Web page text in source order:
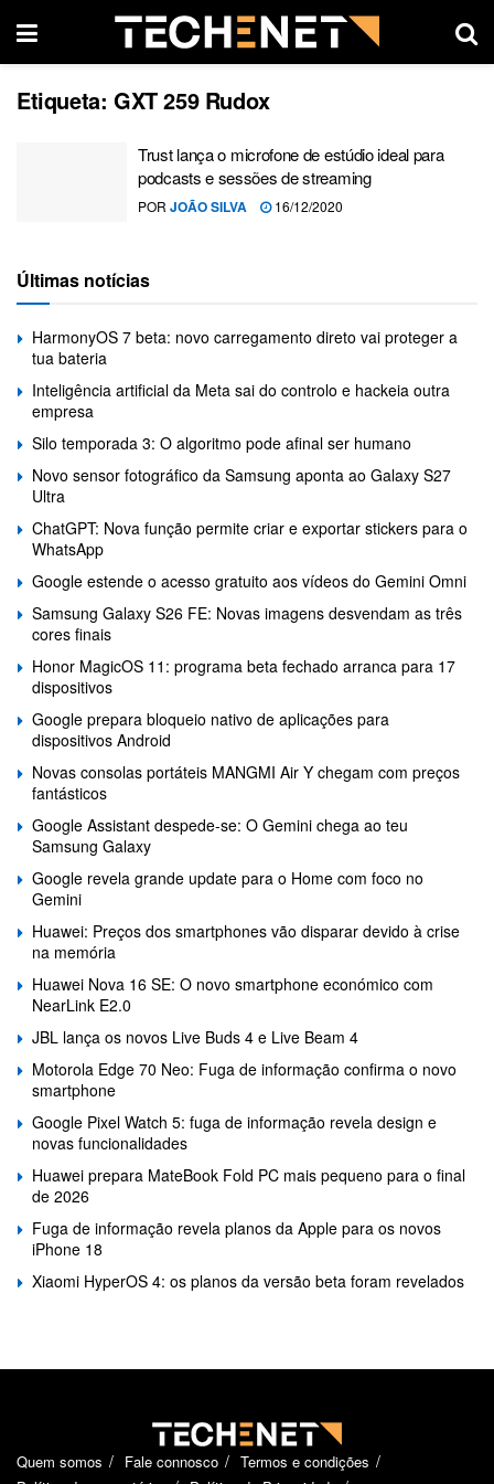
Etiqueta: GXT 259 Rudox
Trust lança o microfone de estúdio ideal para
podcasts e sessões de streaming
POR JOÃO SILVA 16/12/2020
Últimas notícias
HarmonyOS 7 beta: novo carregamento direto vai proteger a
tua bateria
Inteligência artificial da Meta sai do controlo e hackeia outra
empresa
Silo temporada 3: O algoritmo pode afinal ser humano
Novo sensor fotográfico da Samsung aponta ao Galaxy S27
Ultra
ChatGPT: Nova função permite criar e exportar stickers para o
WhatsApp
Google estende o acesso gratuito aos vídeos do Gemini Omni
Samsung Galaxy S26 FE: Novas imagens desvendam as três
cores finais
Honor MagicOS 11: programa beta fechado arranca para 17
dispositivos
Google prepara bloqueio nativo de aplicações para
dispositivos Android
Novas consolas portáteis MANGMI Air Y chegam com preços
fantásticos
Google Assistant despede-se: O Gemini chega ao teu
Samsung Galaxy
Google revela grande update para o Home com foco no
Gemini
Huawei: Preços dos smartphones vão disparar devido à crise
na memória
Huawei Nova 16 SE: O novo smartphone económico com
NearLink E2.0
JBL lança os novos Live Buds 4 e Live Beam 4
Motorola Edge 70 Neo: Fuga de informação confirma o novo
smartphone
Google Pixel Watch 5: fuga de informação revela design e
novas funcionalidades
Huawei prepara MateBook Fold PC mais pequeno para o final
de 2026
Fuga de informação revela planos da Apple para os novos
iPhone 18
Xiaomi HyperOS 4: os planos da versão beta foram revelados
Quem somos Fale connosco
Termos e condições